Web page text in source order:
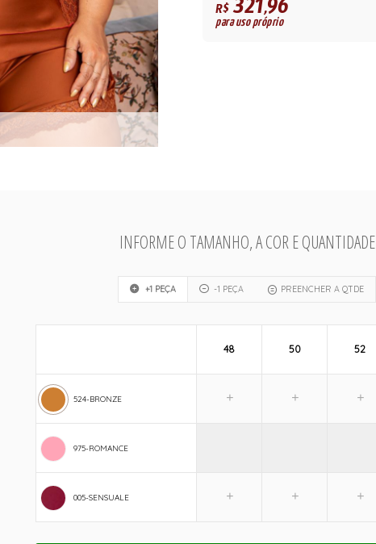
R$321,96
para uso próprio
INFORME O TAMANHO, A COR E QUANTIDADE
+1 PEÇA -1 PEÇA PREENCHER A QTDE
524-BRONZE
975-ROMANCE
005-SENSUALE
48 50 52